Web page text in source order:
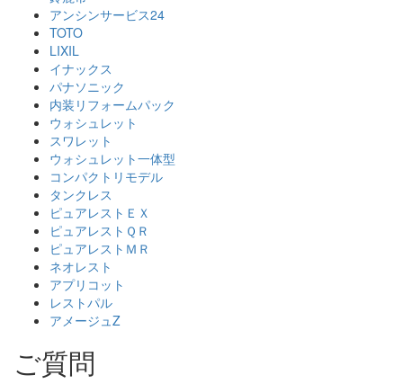
アンシンサービス24
TOTO
LIXIL
イナックス
パナソニック
内装リフォームパック
ウォシュレット
スワレット
ウォシュレット一体型
コンパクトリモデル
タンクレス
ピュアレストＥＸ
ピュアレストＱＲ
ピュアレストＭＲ
ネオレスト
アプリコット
レストパル
アメージュZ
ご質問